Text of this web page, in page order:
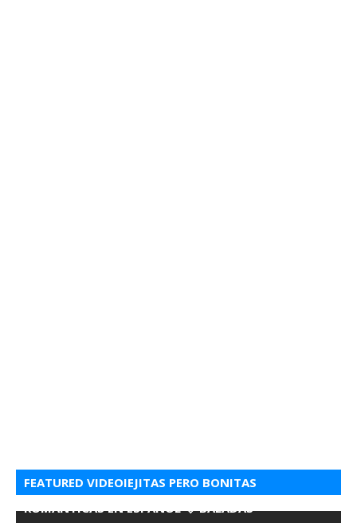
FEATURED VIDEOIEJITAS PERO BONITAS
ROMANTICAS EN ESPANOL 💘 BALADAS